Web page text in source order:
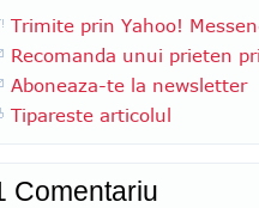
Trimite prin Yahoo!
Recomanda unui prieten
Aboneaza-te la newsletter
Tipareste articolul
Comentariu